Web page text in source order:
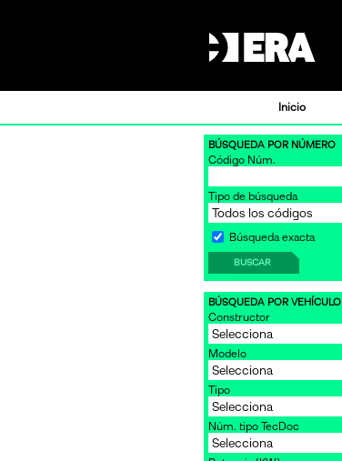
Inicio
BÚSQUEDA POR NÚMERO
Código Núm.
Tipo de búsqueda
Búsqueda exacta
BUSCAR
BÚSQUEDA POR VEHÍCULO
Constructor
Modelo
Tipo
Núm. tipo TecDoc